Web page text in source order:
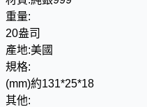
重量:
20盎司
產地:美國
規格:
(mm)約131*25*18
其他: